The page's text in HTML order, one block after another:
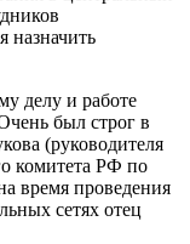
назначить
делу и работе
был строг в
(руководителя
комитета РФ по
время проведения
сетях отец